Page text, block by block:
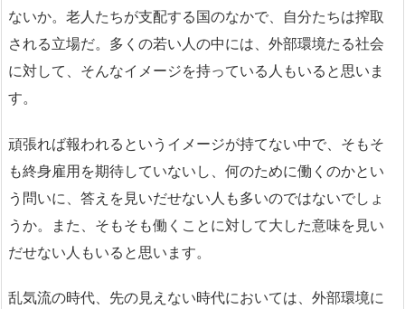
ないか。老人たちが支配する国のなかで、自分たちは搾取
される立場だ。多くの若い人の中には、外部環境たる社会
に対して、そんなイメージを持っている人もいると思いま
す。
頑張れば報われるというイメージが持てない中で、そもそ
も終身雇用を期待していないし、何のために働くのかとい
う問いに、答えを見いだせない人も多いのではないでしょ
うか。また、そもそも働くことに対して大した意味を見い
だせない人もいると思います。
乱気流の時代、先の見えない時代においては、外部環境に